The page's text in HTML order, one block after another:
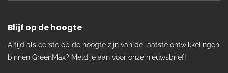
Blijf op de hoogte
Altijd als eerste op de hoogte zijn van de laatste ontwikkelingen
binnen GreenMax? Meld je aan voor onze nieuwsbrief!